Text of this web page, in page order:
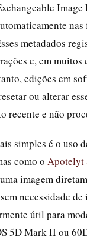
Image
nas
metadados
e, em muitos
edições em
ou alterar
recente e não
simples é o uso
como o Apotelyt
imagem
necessidade de
útil para
5D Mark II ou